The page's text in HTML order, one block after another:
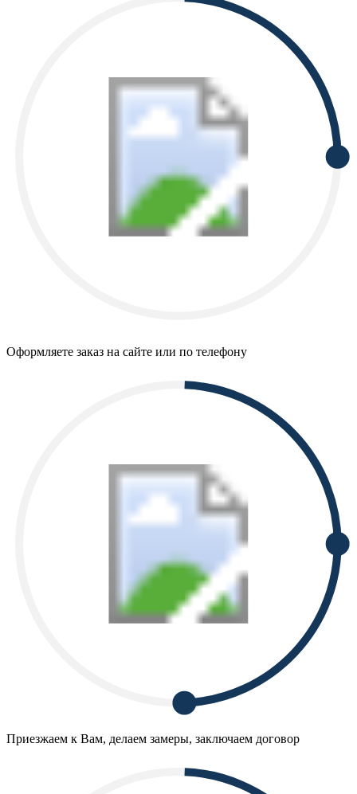
Оформляете заказ на сайте или по телефону
Приезжаем к Вам, делаем замеры, заключаем договор